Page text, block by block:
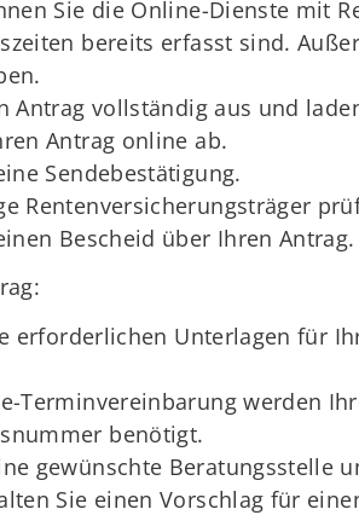
Sie die Online-Dienste mit
bereits erfasst sind.
Antrag vollständig aus und
Antrag online ab.
Sendebestätigung.
Rentenversicherungsträger
Bescheid über Ihren Antrag.
erforderlichen Unterlagen für
Terminvereinbarung werden
benötigt.
gewünschte Beratungsstelle
Sie einen Vorschlag für